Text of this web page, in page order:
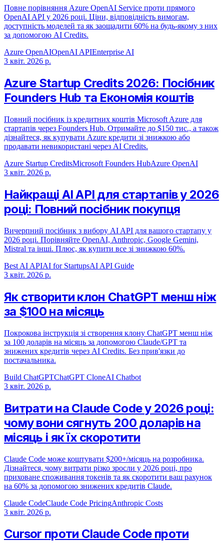
Повне порівняння Azure OpenAI Service проти прямого
OpenAI API у 2026 році. Ціни, відповідність вимогам,
доступність моделей та як заощадити 60% на будь-якому з них
за допомогою AI Credits.
Azure OpenAIOpenAI APIEnterprise AI
3 квіт. 2026 р.
Azure Startup Credits 2026: Посібник
Founders Hub та Економія коштів
Повний посібник із кредитних коштів Microsoft Azure для
стартапів через Founders Hub. Отримайте до $150 тис., а також
дізнайтеся, як купувати Azure кредити зі знижкою або
продавати невикористані через AI Credits.
Azure Startup CreditsMicrosoft Founders HubAzure OpenAI
3 квіт. 2026 р.
Найкращі AI API для стартапів у 2026
році: Повний посібник покупця
Вичерпний посібник з вибору AI API для вашого стартапу у
2026 році. Порівняйте OpenAI, Anthropic, Google Gemini,
Mistral та інші. Плюс, як купити все зі знижкою 60%.
Best AI APIAI for StartupsAI API Guide
3 квіт. 2026 р.
Як створити клон ChatGPT менш ніж
за $100 на місяць
Покрокова інструкція зі створення клону ChatGPT менш ніж
за 100 доларів на місяць за допомогою Claude/GPT та
знижених кредитів через AI Credits. Без прив'язки до
постачальника.
Build ChatGPTChatGPT CloneAI Chatbot
3 квіт. 2026 р.
Витрати на Claude Code у 2026 році:
чому вони сягнуть 200 доларів на
місяць і як їх скоротити
Claude Code може коштувати $200+/місяць на розробника.
Дізнайтеся, чому витрати різко зросли у 2026 році, про
приховане споживання токенів та як скоротити ваш рахунок
на 60% за допомогою знижених кредитів Claude.
Claude CodeClaude Code PricingAnthropic Costs
3 квіт. 2026 р.
Cursor проти Claude Code проти